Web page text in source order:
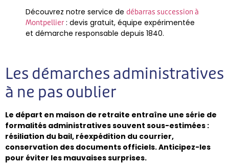
Découvrez notre service de débarras succession à
Montpellier : devis gratuit, équipe expérimentée
et démarche responsable depuis 1840.
Les démarches administratives
à ne pas oublier
Le départ en maison de retraite entraîne une série de
formalités administratives souvent sous-estimées :
résiliation du bail, réexpédition du courrier,
conservation des documents officiels. Anticipez-les
pour éviter les mauvaises surprises.